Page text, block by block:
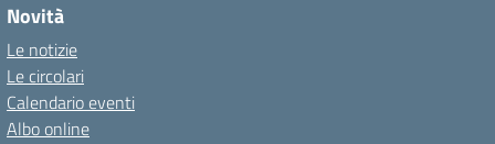
Novità
Le notizie
Le circolari
Calendario eventi
Albo online